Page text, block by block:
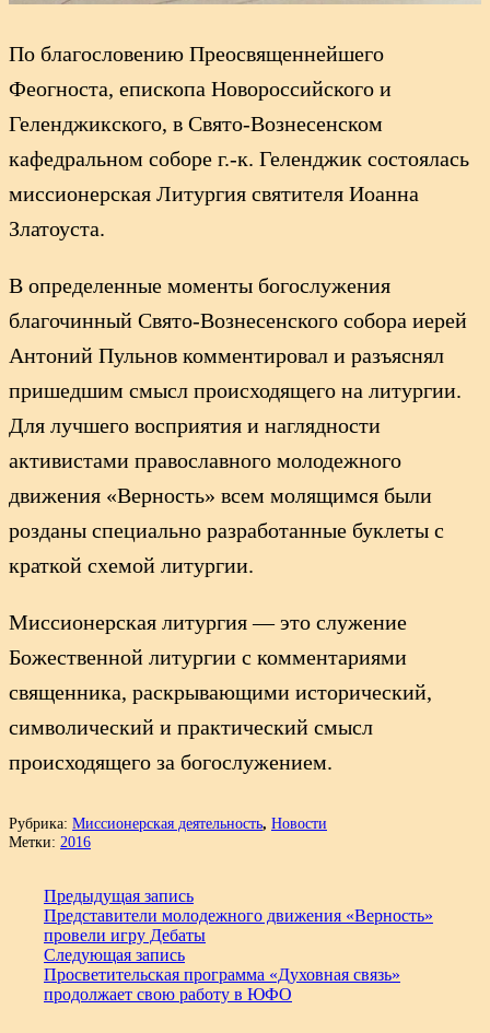
По благословению Преосвященнейшего
Феогноста, епископа Новороссийского и
Геленджикского, в Свято-Вознесенском
кафедральном соборе г.-к. Геленджик состоялась
миссионерская Литургия святителя Иоанна
Златоуста.
В определенные моменты богослужения
благочинный Свято-Вознесенского собора иерей
Антоний Пульнов комментировал и разъяснял
пришедшим смысл происходящего на литургии.
Для лучшего восприятия и наглядности
активистами православного молодежного
движения «Верность» всем молящимся были
розданы специально разработанные буклеты с
краткой схемой литургии.
Миссионерская литургия — это служение
Божественной литургии с комментариями
священника, раскрывающими исторический,
символический и практический смысл
происходящего за богослужением.
Рубрика: Миссионерская деятельность, Новости
Метки: 2016
Предыдущая запись
Представители молодежного движения «Верность»
провели игру Дебаты
Следующая запись
Просветительская программа «Духовная связь»
продолжает свою работу в ЮФО